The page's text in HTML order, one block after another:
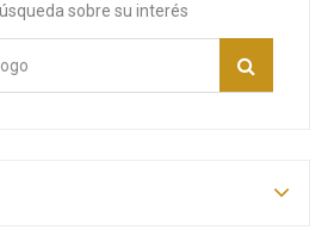
sobre su interés